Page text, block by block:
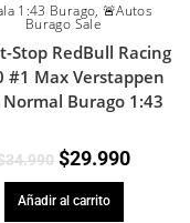
1:43 Burago,🚨Autos
Burago Sale
Stop RedBull Racing
#1 Max Verstappen
Normal Burago 1:43
34.990 $29.990
Añadir al carrito